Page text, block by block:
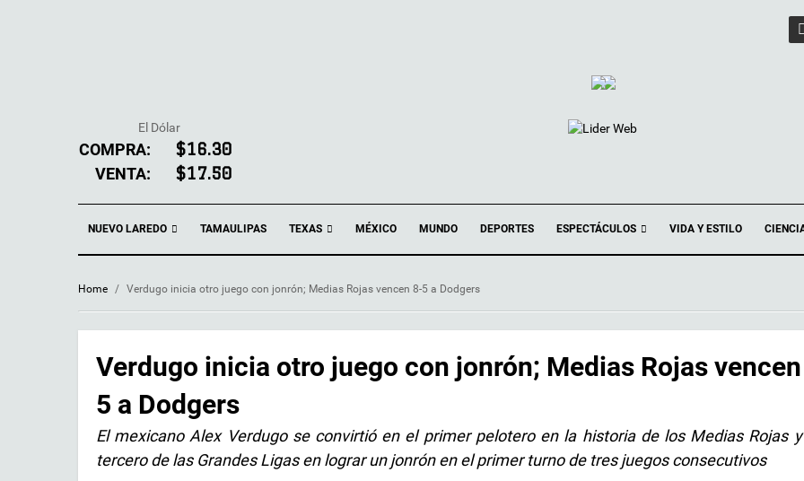
El Dólar
COMPRA: $16.30
VENTA: $17.50
NUEVO LAREDO TAMAULIPAS TEXAS MÉXICO MUNDO DEPORTES ESPECTÁCULOS VIDA Y ESTILO
Home / Verdugo inicia otro juego con jonrón; Medias Rojas vencen 8-5 a Dodgers
Verdugo inicia otro juego con jonrón; Medias Rojas
5 a Dodgers
El mexicano Alex Verdugo se convirtió en el primer pelotero en la historia de los Medias Rojas
tercero de las Grandes Ligas en lograr un jonrón en el primer turno de tres juegos consecutivos